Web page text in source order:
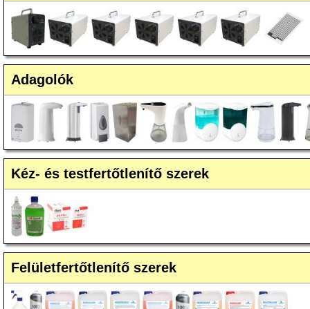
Adagolók
Kéz- és testfertőtlenítő szerek
Felületfertőtlenítő szerek